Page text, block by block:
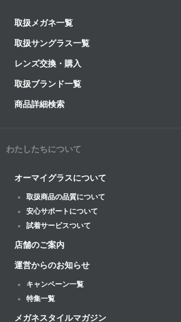
取扱メガネ一覧
取扱サングラス一覧
レンズ交換・購入
取扱ブランド一覧
商品詳細検索
わたしたちについて
オーマイグラスについて
取扱商品の品質について
安心サポートについて
試着サービスついて
店舗のご案内
運営からのお知らせ
キャンペーン一覧
特集一覧
メガネスタイルマガジン